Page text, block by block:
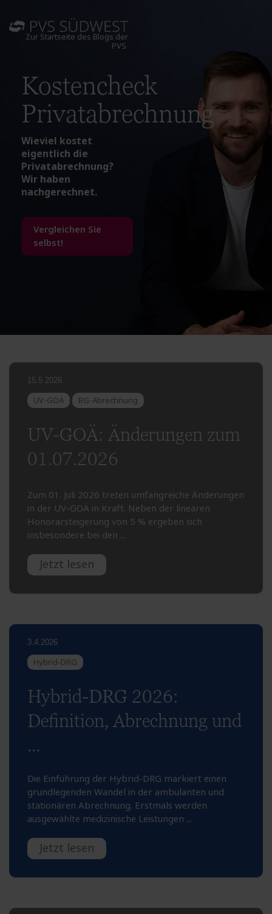
Zur Startseite des Blogs der
PVS
Kostencheck
Privatabrechnung
Wieviel kostet
eigentlich die
Privatabrechnung?
Wir haben
nachgerechnet.
Vergleichen Sie
selbst!
15.5.2026
UV-GOÄ BG-Abrechnung
UV-GOÄ: Änderungen zum
01.07.2026
Zum 01. Juli 2026 treten umfangreiche Änderungen
in der UV-GOÄ in Kraft. Neben der linearen
Honorarsteigerung von 5 % ergeben sich
insbesondere bei den ...
Jetzt lesen
3.4.2026
Hybrid-DRG
Hybrid-DRG 2026:
Definition, Abrechnung und
...
Die Einführung der Hybrid-DRG markiert einen
grundlegenden Wandel in der ambulanten und
stationären Abrechnung. Erstmals werden
ausgewählte medizinische Leistungen ...
Jetzt lesen